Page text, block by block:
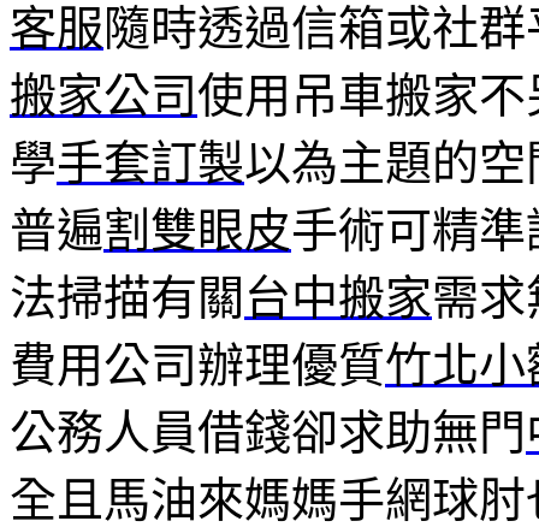
客服隨時透過信箱或社
搬家公司使用吊車搬家
學手套訂製以為主題的
普遍割雙眼皮手術可精
法掃描有關 台中搬家需
費用公司辦理優質竹北
公務人員借錢卻求助無門
全且馬油來媽媽手網球